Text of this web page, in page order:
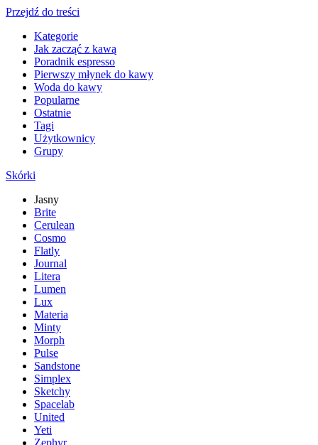
Przejdź do treści
Kategorie
Jak zacząć z kawą
Poradnik espresso
Pierwszy młynek do kawy
Woda do kawy
Popularne
Ostatnie
Tagi
Użytkownicy
Grupy
Skórki
Jasny
Brite
Cerulean
Cosmo
Flatly
Journal
Litera
Lumen
Lux
Materia
Minty
Morph
Pulse
Sandstone
Simplex
Sketchy
Spacelab
United
Yeti
Zephyr